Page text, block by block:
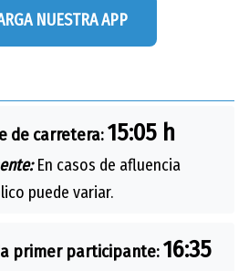
NUESTRA APP
de carretera:15:05 h
En casos de afluencia
puede variar.
primer participante:16:35